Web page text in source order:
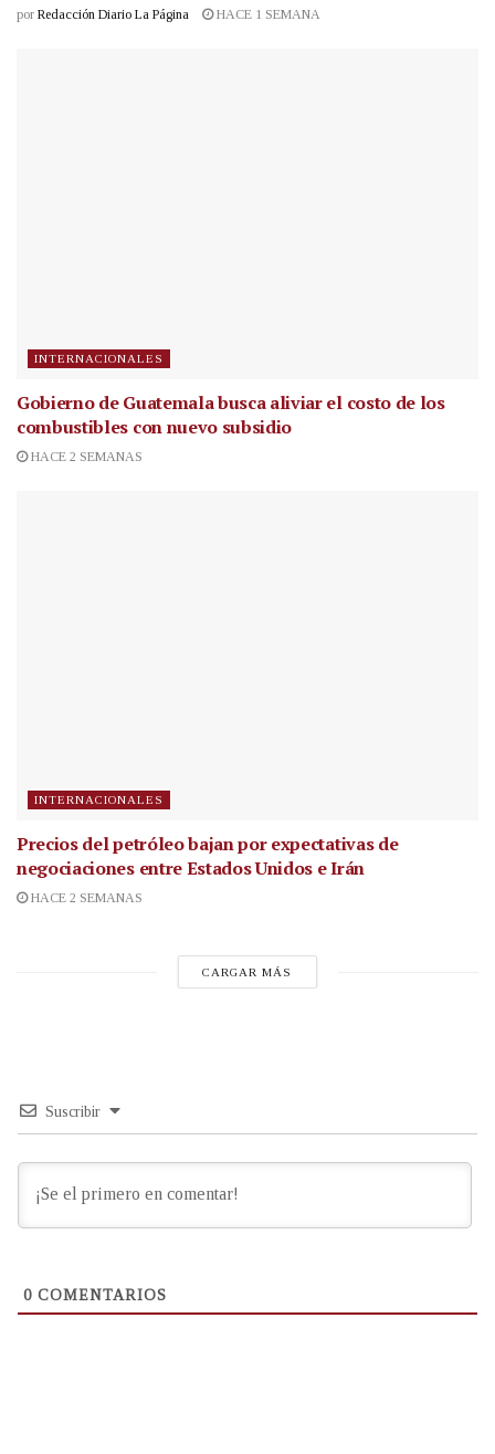
por Redacción Diario La Página HACE 1 SEMANA
INTERNACIONALES
Gobierno de Guatemala busca aliviar el costo de los
combustibles con nuevo subsidio
HACE 2 SEMANAS
INTERNACIONALES
Precios del petróleo bajan por expectativas de
negociaciones entre Estados Unidos e Irán
HACE 2 SEMANAS
CARGAR MÁS
Suscribir
0 COMENTARIOS